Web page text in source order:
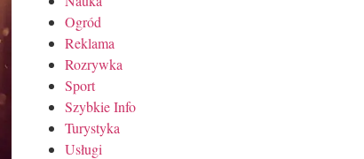
Ogród
Reklama
Rozrywka
Sport
Szybkie Info
Turystyka
Usługi